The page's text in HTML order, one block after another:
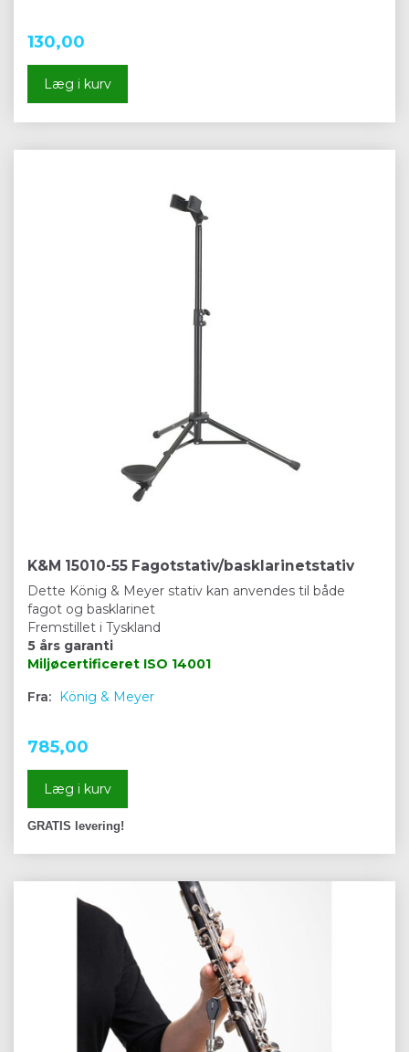
130,00
Læg i kurv
K&M 15010-55 Fagotstativ/basklarinetstativ
Dette König & Meyer stativ kan anvendes til både
fagot og basklarinet
Fremstillet i Tyskland
5 års garanti
Miljøcertificeret ISO 14001
Fra: König & Meyer
785,00
Læg i kurv
GRATIS levering!